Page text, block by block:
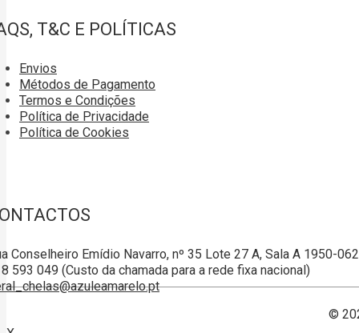
T&C E POLÍTICAS
Envios
Métodos de Pagamento
Termos e Condições
Política de Privacidade
Política de Cookies
Conselheiro Emídio Navarro, nº 35 Lote 27 A, Sala A 1950-
593 049 (Custo da chamada para a rede fixa nacional)
©